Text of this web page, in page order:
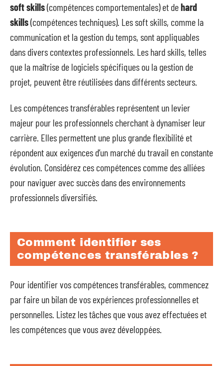
soft skills(compétences comportementales) et dehard
skills(compétences techniques). Les soft skills, comme la
communication et la gestion du temps, sont appliquables
dans divers contextes professionnels. Les hard skills, telles
que la maîtrise de logiciels spécifiques ou la gestion de
projet, peuvent être réutilisées dans différents secteurs.
Les compétences transférables représentent un levier
majeur pour les professionnels cherchant à dynamiser leur
carrière. Elles permettent une plus grande flexibilité et
répondent aux exigences d’un marché du travail en constante
évolution. Considérez ces compétences comme des alliées
pour naviguer avec succès dans des environnements
professionnels diversifiés.
Comment identifier ses
compétences transférables ?
Pour identifier vos compétences transférables, commencez
par faire un bilan de vos expériences professionnelles et
personnelles. Listez les tâches que vous avez effectuées et
les compétences que vous avez développées.